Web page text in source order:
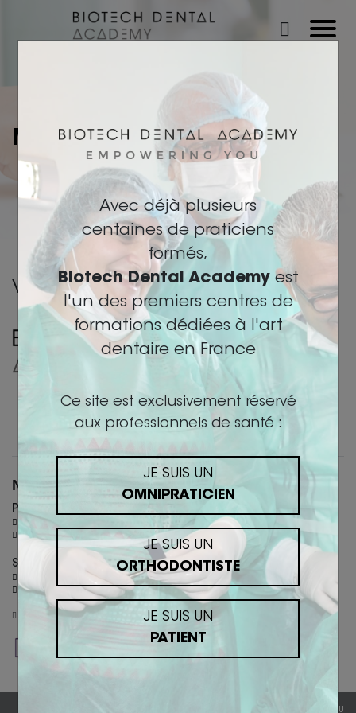
Avec déjà plusieurs
centaines de praticiens
formés,
Biotech Dental Academyest
l'un des premiers centres de
formations dédiées à l'art
dentaire en France
Ce site est exclusivement réservé
aux professionnels de santé :
JE SUIS UN
OMNIPRATICIEN
JE SUIS UN
ORTHODONTISTE
JE SUIS UN
PATIENT
MON PANIER
Vote Panier est vide
Nous contacter
PARIS
36 Rue des Petits champs - 75002 Paris
+ 33 (0)6 26 30 40 46
SALON-DE-PROVENCE
305 allées de Craponne - 13300 Salon-de-Provence
+ 33 (0)4 90 44 60 60
academy@biotech-dental.com
CGV/CGU